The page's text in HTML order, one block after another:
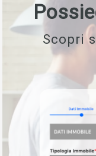
Scopri